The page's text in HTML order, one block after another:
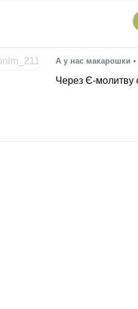
А у нас макарошки •
Через Є-молитву